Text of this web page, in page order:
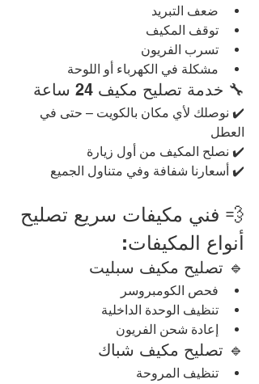
ضعف التبريد
توقف المكيف
تسرب الفريون
مشكلة في الكهرباء أو اللوحة
🔧 خدمة تصليح مكيف 24 ساعة
✔️ نوصلك لأي مكان بالكويت – حتى في
العطل
✔️ نصلح المكيف من أول زيارة
✔️ أسعارنا شفافة وفي متناول الجميع
💨 فني مكيفات سريع تصليح
أنواع المكيفات:
🔹 تصليح مكيف سبليت
فحص الكومبروسر
تنظيف الوحدة الداخلية
إعادة شحن الفريون
🔹 تصليح مكيف شباك
تنظيف المروحة